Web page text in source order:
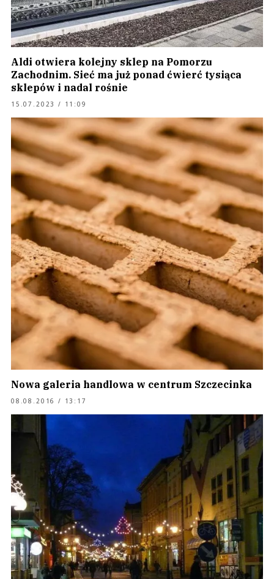
Aldi otwiera kolejny sklep na Pomorzu
Zachodnim. Sieć ma już ponad ćwierć tysiąca
sklepów i nadal rośnie
15.07.2023 / 11:09
Nowa galeria handlowa w centrum Szczecinka
08.08.2016 / 13:17